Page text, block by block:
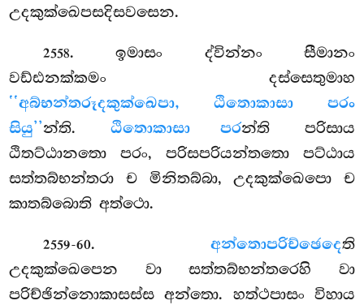
උදකුක්ඛෙපසදිසවසෙන.
2558. ඉමාසං ද්වින්නං සීමානං
වඩ්ඪනක්කමං දස්සෙතුමාහ
‘‘අබ්භන්තරූදකුක්ඛෙපා, ඨිතොකාසා පරං
සියු’’න්ති. ඨිතොකාසා පරන්ති පරිසාය
ඨිතට්ඨානතො පරං, පරිසපරියන්තතො පට්ඨාය
සත්තබ්භන්තරා ච මිනිතබ්බා, උදකුක්ඛෙපො ච
කාතබ්බොති අත්ථො.
2559-60. අන්තොපරිච්ඡෙදෙති
උදකුක්ඛෙපෙන වා සත්තබ්භන්තරෙහි වා
පරිච්ඡින්නොකාසස්ස අන්තො. හත්ථපාසං විහාය